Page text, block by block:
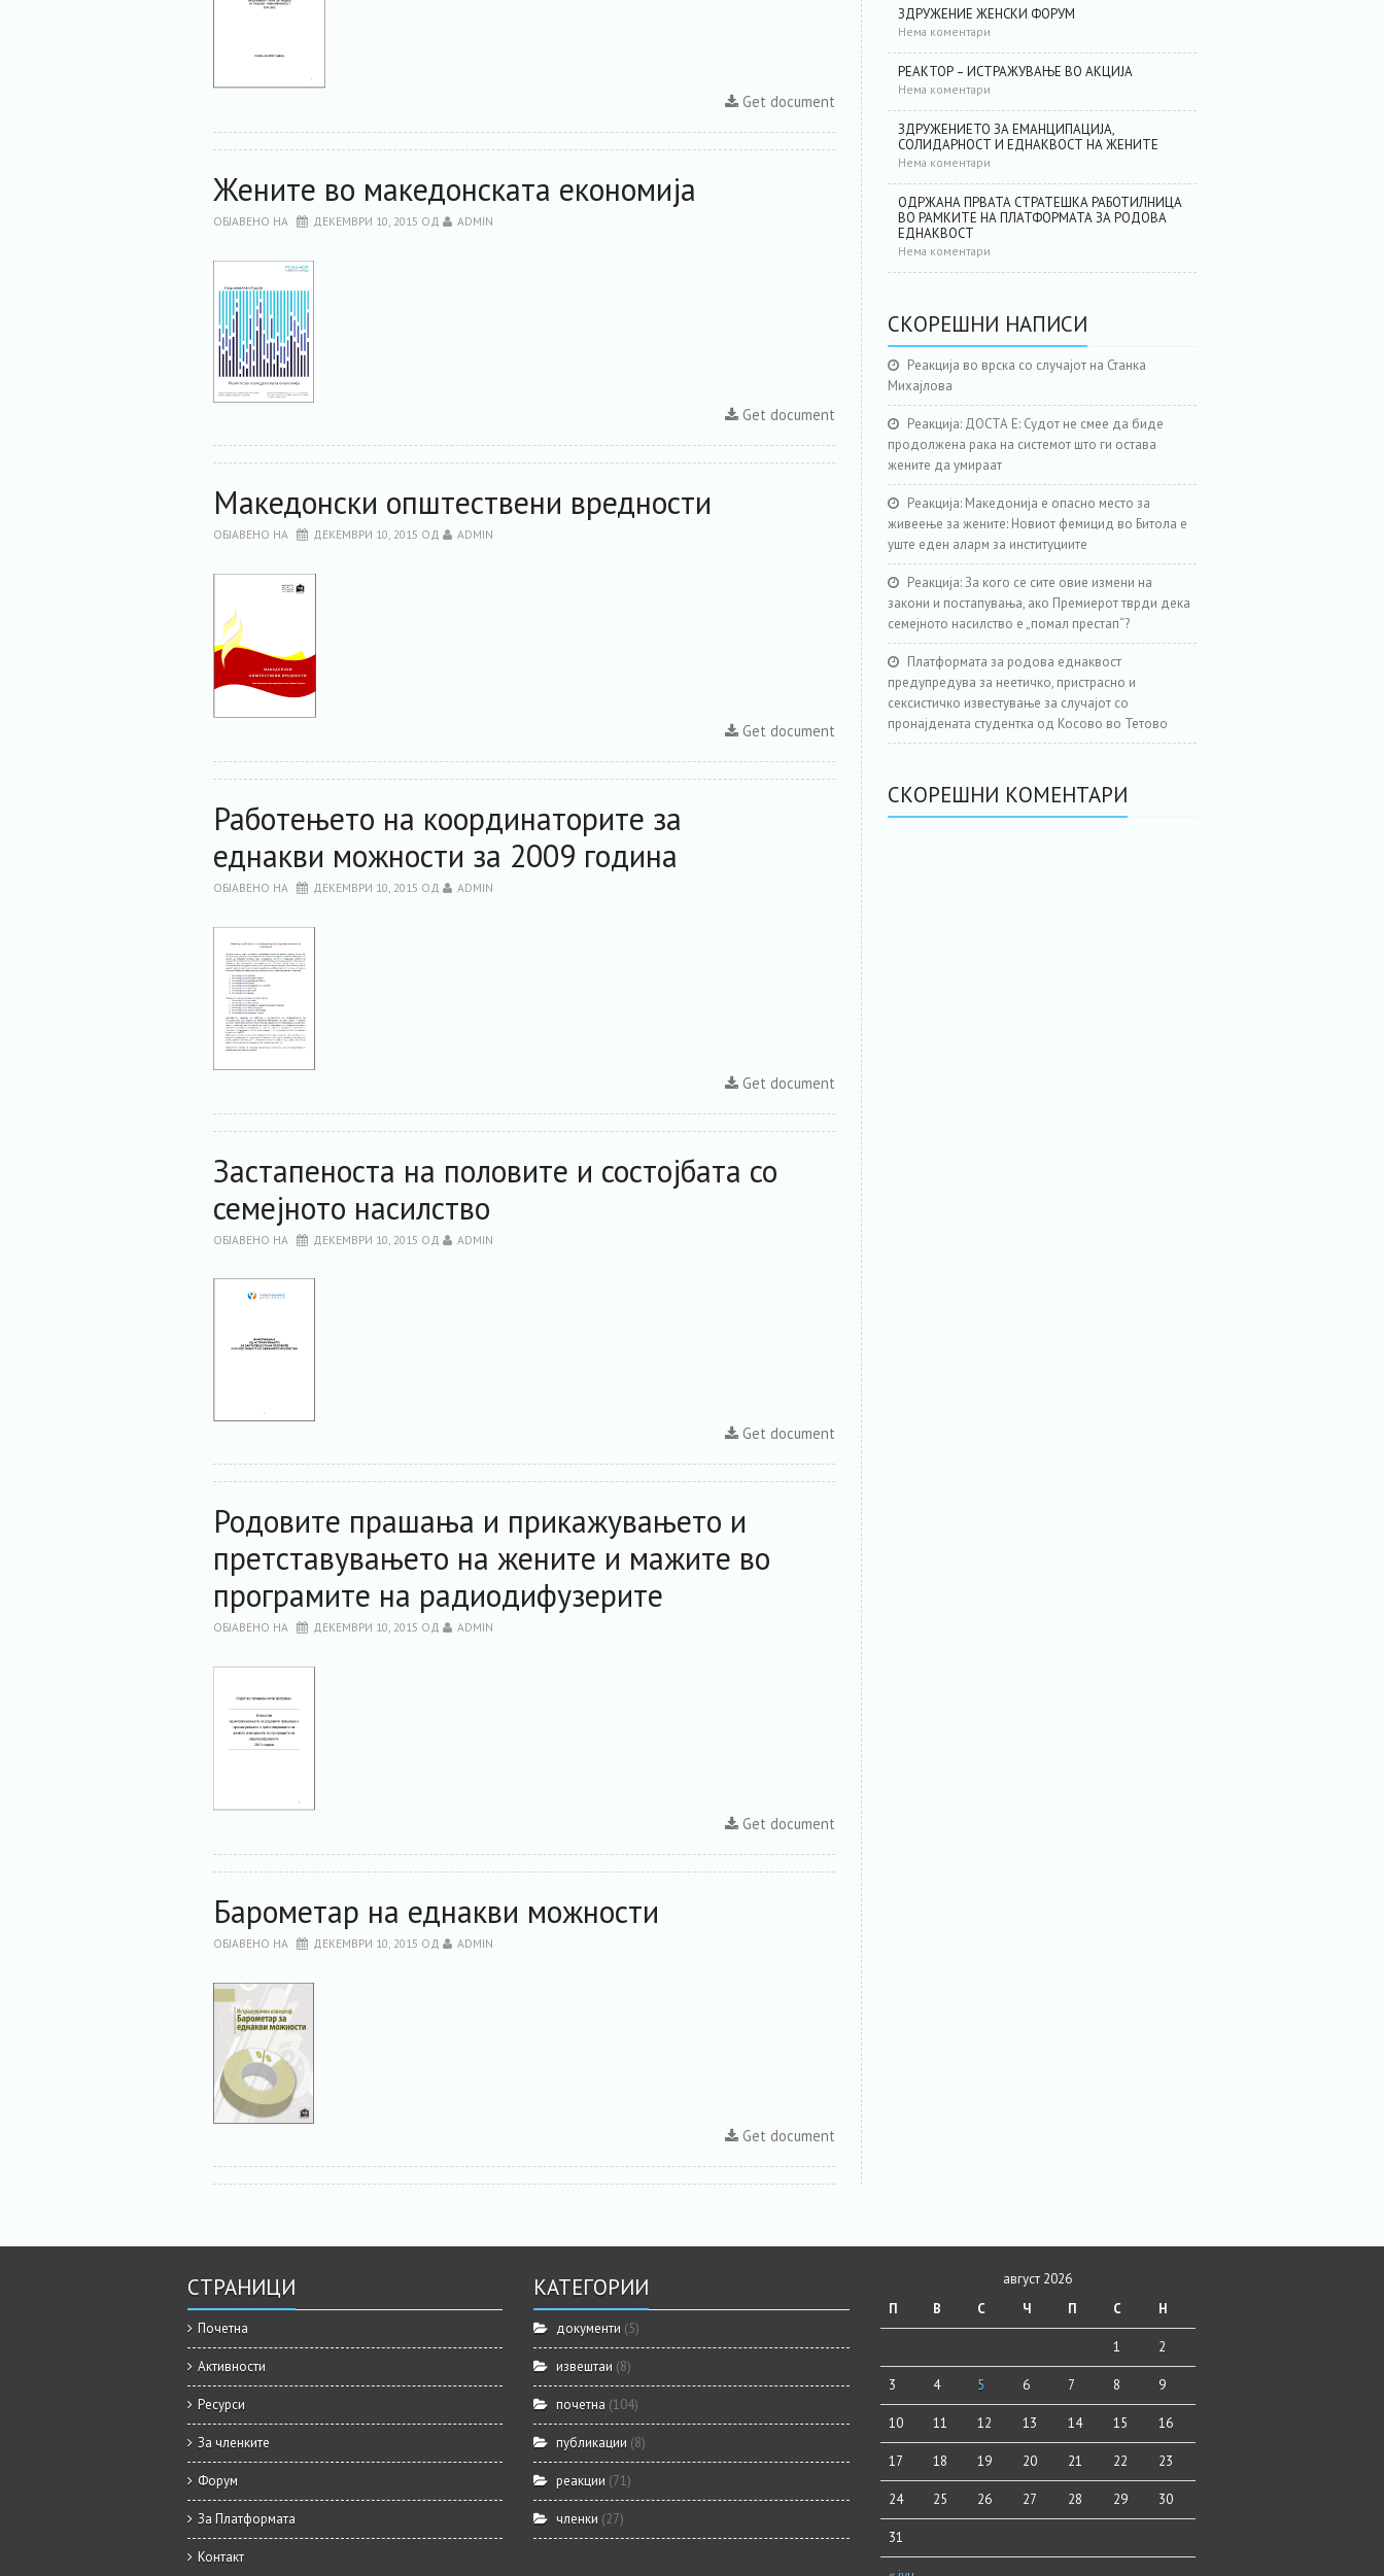
Get document
Жените во македонската економија
ОБЈАВЕНО НА ДЕКЕМВРИ 10, 2015 ОД ADMIN
Get document
Македонски општествени вредности
ОБЈАВЕНО НА ДЕКЕМВРИ 10, 2015 ОД ADMIN
Get document
Работењето на координаторите за
еднакви можности за 2009 година
ОБЈАВЕНО НА ДЕКЕМВРИ 10, 2015 ОД ADMIN
Get document
Застапеноста на половите и состојбата со
семејното насилство
ОБЈАВЕНО НА ДЕКЕМВРИ 10, 2015 ОД ADMIN
Get document
Родовите прашања и прикажувањето и
претставувањето на жените и мажите во
програмите на радиодифузерите
ОБЈАВЕНО НА ДЕКЕМВРИ 10, 2015 ОД ADMIN
Get document
Барометар на еднакви можности
ОБЈАВЕНО НА ДЕКЕМВРИ 10, 2015 ОД ADMIN
Get document
ЗДРУЖЕНИЕ ЖЕНСКИ ФОРУМ
Нема коментари
РЕАКТОР – ИСТРАЖУВАЊЕ ВО АКЦИЈА
Нема коментари
ЗДРУЖЕНИЕТО ЗА ЕМАНЦИПАЦИЈА,
СОЛИДАРНОСТ И ЕДНАКВОСТ НА ЖЕНИТЕ
Нема коментари
ОДРЖАНА ПРВАТА СТРАТЕШКА РАБОТИЛНИЦА
ВО РАМКИТЕ НА ПЛАТФОРМАТА ЗА РОДОВА
ЕДНАКВОСТ
Нема коментари
СКОРЕШНИ НАПИСИ
Реакција во врска со случајот на Станка
Михајлова
Реакција: ДОСТА Е: Судот не смее да биде
продолжена рака на системот што ги остава
жените да умираат
Реакција: Македонија е опасно место за
живеење за жените: Новиот фемицид во Битола е
уште еден аларм за институциите
Реакција: За кого се сите овие измени на
закони и постапувања, ако Премиерот тврди дека
семејното насилство е „помал престап“?
Платформата за родова еднаквост
предупредува за неетичко, пристрасно и
сексистичко известување за случајот со
пронајдената студентка од Косово во Тетово
СКОРЕШНИ КОМЕНТАРИ
СТРАНИЦИ
Почетна
Активности
Ресурси
За членките
Форум
За Платформата
Контакт
КАТЕГОРИИ
документи (5)
извештаи (8)
почетна (104)
публикации (8)
реакции (71)
членки (27)
август 2026
П
В С Ч П С Н
1 2
3 4 5 6 7 8 9
10 11 12 13 14 15 16
17 18 19 20 21 22 23
24 25 26 27 28 29 30
31